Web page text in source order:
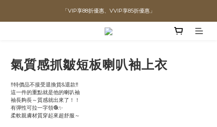
直播喊單享更優惠價格！！
全館滿$1300即可享「免運」♡♡
直播喊單享更優惠價格！！
氣質感抓皺短板喇叭袖上衣
‼️特價品不接受退換貨&退款‼️
這一件的重點就是他的喇叭袖
袖長夠長～質感就出來了！！
有彈性可拉一字領🧶✨
柔軟親膚材質穿起來超舒服～